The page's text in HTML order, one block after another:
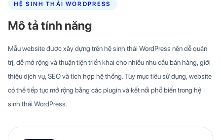
HỆ SINH THÁI WORDPRESS
Mô tả tính năng
Mẫu website được xây dựng trên hệ sinh thái WordPress nên dễ quản
trị, dễ mở rộng và thuận tiện triển khai cho nhiều nhu cầu bán hàng, giới
thiệu dịch vụ, SEO và tích hợp hệ thống. Tùy mục tiêu sử dụng, website
có thể tiếp tục mở rộng bằng các plugin và kết nối phổ biến trong hệ
sinh thái WordPress.